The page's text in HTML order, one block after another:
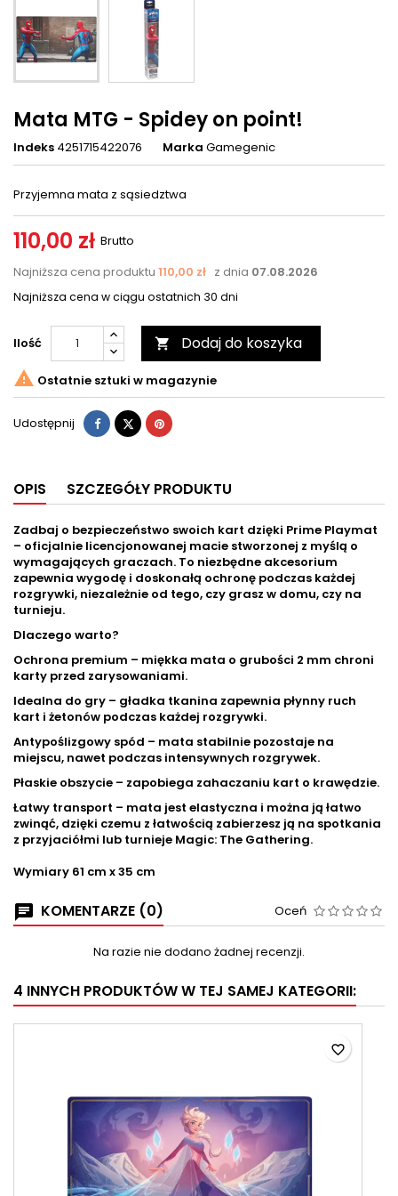
Mata MTG - Spidey on point!
Indeks 4251715422076 Marka Gamegenic
Przyjemna mata z sąsiedztwa
110,00 zł Brutto
Najniższa cena produktu 110,00 zł z dnia 07.08.2026
Najniższa cena w ciągu ostatnich 30 dni
Ilość  Dodaj do koszyka
 Ostatnie sztuki w magazynie
Udostępnij Udostępnij
TweetujPinterest
OPIS SZCZEGÓŁY PRODUKTU
Zadbaj o bezpieczeństwo swoich kart dzięki Prime Playmat
– oficjalnie licencjonowanej macie stworzonej z myślą o
wymagających graczach. To niezbędne akcesorium
zapewnia wygodę i doskonałą ochronę podczas każdej
rozgrywki, niezależnie od tego, czy grasz w domu, czy na
turnieju.
Dlaczego warto?
Ochrona premium – miękka mata o grubości 2 mm chroni
karty przed zarysowaniami.
Idealna do gry – gładka tkanina zapewnia płynny ruch
kart i żetonów podczas każdej rozgrywki.
Antypoślizgowy spód – mata stabilnie pozostaje na
miejscu, nawet podczas intensywnych rozgrywek.
Płaskie obszycie – zapobiega zahaczaniu kart o krawędzie.
Łatwy transport – mata jest elastyczna i można ją łatwo
zwinąć, dzięki czemu z łatwością zabierzesz ją na spotkania
z przyjaciółmi lub turnieje Magic: The Gathering.
Wymiary 61 cm x 35 cm
KOMENTARZE (0) Oceń
Na razie nie dodano żadnej recenzji.
4 INNYCH PRODUKTÓW W TEJ SAMEJ KATEGORII:
favorite_border